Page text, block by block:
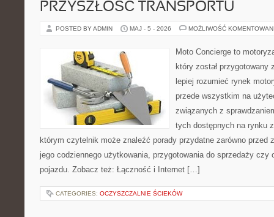
PRZYSZŁOŚĆ TRANSPORTU
POSTED BY ADMIN MAJ - 5 - 2026 MOŻLIWOŚĆ
Moto Concierge to
który został
lepiej rozumieć rynek
przede wszystkim na
związanych z
tych dostępnych na rynku
którym czytelnik może znaleźć porady przydatne zarówno przed
jego codziennego użytkowania, przygotowania do sprzedaży czy
pojazdu. Zobacz też: Łączność i Internet […]
CATEGORIES: OCZYSZCZALNIE ŚCIEKÓW